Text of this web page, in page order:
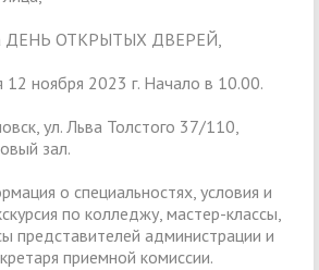
ДЕНЬ ОТКРЫТЫХ ДВЕРЕЙ,
12 ноября 2023 г. Начало в 10.00.
ул. Льва Толстого 37/110,
зал.
о специальностях, условия и
по колледжу, мастер-классы,
представителей администрации и
приемной комиссии.